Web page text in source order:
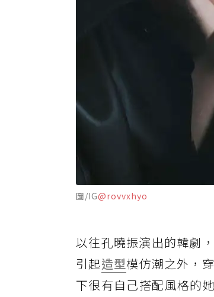
圖/IG@rovvxhyo
以往孔曉振演出的韓劇
引起造型模仿潮之外，
下很有自己搭配風格的